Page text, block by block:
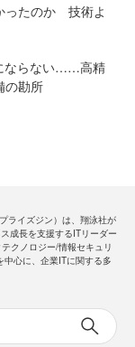
ったのか 技術よ
ならない……高精
の勘所
ライズジン）は、翔泳社が
成長を支援するITリーダー
クノロジー/情報セキュリ
中心に、企業ITに関する多